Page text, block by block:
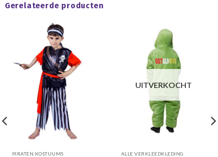
Gerelateerde producten
PIRATEN KOSTUUMS
UITVERKOCHT
ALLE VERKLEEDKLEDING